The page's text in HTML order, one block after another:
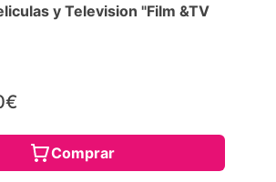
y Television "Film &TV
Comprar